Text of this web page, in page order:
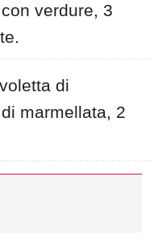
verdure, 3
di
marmellata, 2